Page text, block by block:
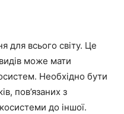
для всього світу. Це
може мати
Необхідно бути
пов’язаних з
до іншої.